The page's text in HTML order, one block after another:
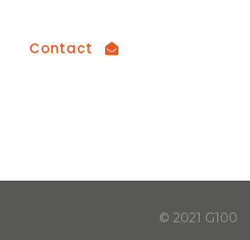
Contact
© 2021 G100